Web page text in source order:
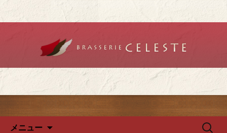
堺のフレンチ「ブラッスリー
セレスト」で、ランチ・ディ
ナーを
堺のフレンチ「ブラットリーセレス
ト」で記念日やデートを
メニュー
検